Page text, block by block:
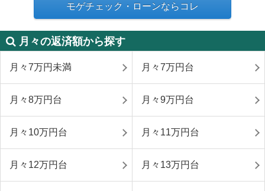
モゲチェック・ローンならコレ
月々の返済額から探す
月々7万円未満 月々7万円台
月々8万円台 月々9万円台
月々10万円台 月々11万円台
月々12万円台 月々13万円台